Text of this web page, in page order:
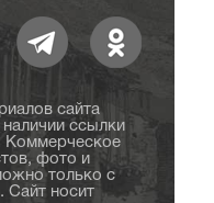
сайта
ссылки
Коммерческое
фото и
только с
Сайт носит